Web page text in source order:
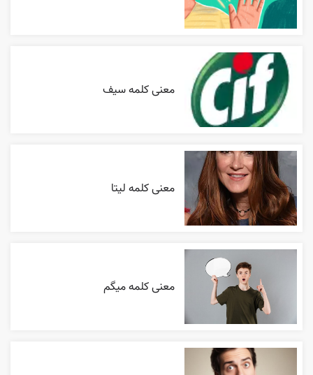
معنی کلمه سیف
معنی کلمه لیتا
معنی کلمه میگم